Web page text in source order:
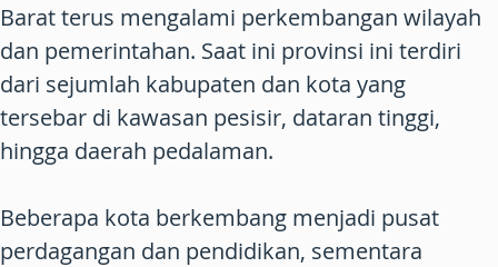
Barat terus mengalami perkembangan wilayah
dan pemerintahan. Saat ini provinsi ini terdiri
dari sejumlah kabupaten dan kota yang
tersebar di kawasan pesisir, dataran tinggi,
hingga daerah pedalaman.
Beberapa kota berkembang menjadi pusat
perdagangan dan pendidikan, sementara